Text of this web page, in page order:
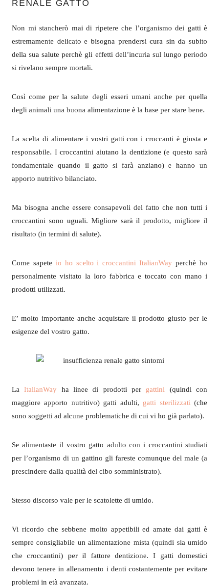
RENALE GATTO
Non mi stancherò mai di ripetere che l’organismo dei gatti è
estremamente delicato e bisogna prendersi cura sin da subito
della sua salute perchè gli effetti dell’incuria sul lungo periodo
si rivelano sempre mortali.
Così come per la salute degli esseri umani anche per quella
degli animali una buona alimentazione è la base per stare bene.
La scelta di alimentare i vostri gatti con i croccanti è giusta e
responsabile. I croccantini aiutano la dentizione (e questo sarà
fondamentale quando il gatto si farà anziano) e hanno un
apporto nutritivo bilanciato.
Ma bisogna anche essere consapevoli del fatto che non tutti i
croccantini sono uguali. Migliore sarà il prodotto, migliore il
risultato (in termini di salute).
Come sapete io ho scelto i croccantini ItalianWay perchè ho
personalmente visitato la loro fabbrica e toccato con mano i
prodotti utilizzati.
E’ molto importante anche acquistare il prodotto giusto per le
esigenze del vostro gatto.
LaItalianWay ha linee di prodotti per gattini (quindi con
maggiore apporto nutritivo) gatti adulti, gatti sterilizzati(che
sono soggetti ad alcune problematiche di cui vi ho già parlato).
Se alimentaste il vostro gatto adulto con i croccantini studiati
per l’organismo di un gattino gli fareste comunque del male (a
prescindere dalla qualità del cibo somministrato).
Stesso discorso vale per le scatolette di umido.
Vi ricordo che sebbene molto appetibili ed amate dai gatti è
sempre consigliabile un alimentazione mista (quindi sia umido
che croccantini) per il fattore dentizione. I gatti domestici
devono tenere in allenamento i denti costantemente per evitare
problemi in età avanzata.